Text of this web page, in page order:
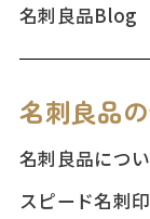
名刺良品Blog
名刺良品
名刺良品につ
スピード名刺